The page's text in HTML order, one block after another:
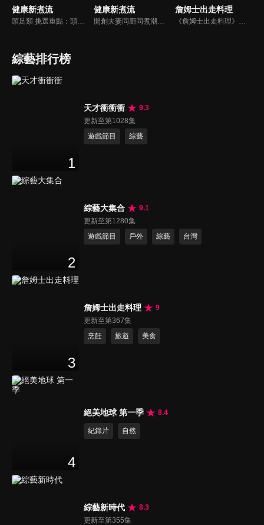
健康新煮流
頭足類 挑選重點：頭足類利用清洗時去除內臟可以降低膽固醇的攝取。挑選雙眼清澈明亮，眼球稍微凸出，肉質結實有彈性為佳。身體具透明感，觸腕或是吸盤一碰到活體就會吸附住便是新鮮的。
健康新煮流
開創夫妻同廚同煮潮流的KC夫婦，繼《健康醫食代》後，走出攝影棚，帶大家全台走透透，發掘上帝賞賜的美味食材，內容融合新加坡南洋風和客家純樸味，加上台灣獨特的閩南風情，互相激盪交織出的火花，打造出獨一無二的美食節目。
詹姆士出走料理
《詹姆士出走料理》以尋找詹姆士私廚菜單為節目主軸，為了尋找記憶中的美味料理，詹姆士將帶領大家探索市場，品嘗在地美味、尋訪料理達人，並在節目中展現特殊食材的處理方式、嘗試新的醬料或是新的料理作法，製作創意料理(料理教學)，最後在節目片尾時作出一道『詹姆士創意料理』。
綜藝排行榜
1
天才衝衝衝
9.3
更新至第1028集
遊戲節目
綜藝
2
綜藝大集合
9.1
更新至第1280集
遊戲節目
戶外 綜藝 台灣
3
詹姆士出走料理
9
更新至第367集
烹飪
旅遊 美食
4
絕美地球 第一季 8.4
紀錄片 自然
綜藝新時代
8.3
更新至第355集